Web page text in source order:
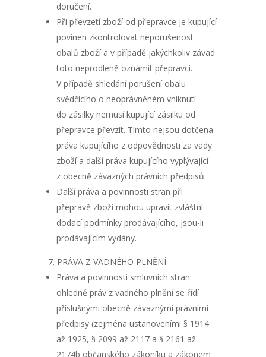
doručení.
Při převzetí zboží od přepravce je kupující
povinen zkontrolovat neporušenost
obalů zboží a v případě jakýchkoliv závad
toto neprodleně oznámit přepravci.
V případě shledání porušení obalu
svědčícího o neoprávněném vniknutí
do zásilky nemusí kupující zásilku od
přepravce převzít. Tímto nejsou dotčena
práva kupujícího z odpovědnosti za vady
zboží a další práva kupujícího vyplývající
z obecně závazných právních předpisů.
Další práva a povinnosti stran při
přepravě zboží mohou upravit zvláštní
dodací podmínky prodávajícího, jsou-li
prodávajícím vydány.
PRÁVA Z VADNÉHO PLNĚNÍ
Práva a povinnosti smluvních stran
ohledně práv z vadného plnění se řídí
příslušnými obecně závaznými právními
předpisy (zejména ustanoveními § 1914
až 1925, § 2099 až 2117 a § 2161 až
2174b občanského zákoníku a zákonem